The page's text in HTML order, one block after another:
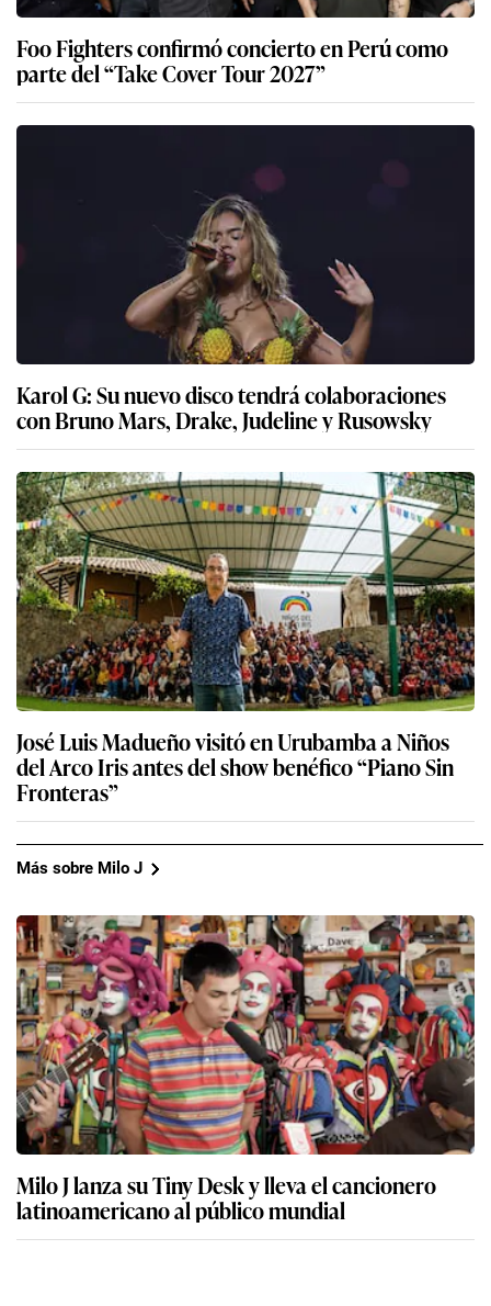
Foo Fighters confirmó concierto en Perú como
parte del “Take Cover Tour 2027”
Karol G: Su nuevo disco tendrá colaboraciones
con Bruno Mars, Drake, Judeline y Rusowsky
José Luis Madueño visitó en Urubamba a Niños
del Arco Iris antes del show benéfico “Piano Sin
Fronteras”
Más sobre Milo J
Milo J lanza su Tiny Desk y lleva el cancionero
latinoamericano al público mundial